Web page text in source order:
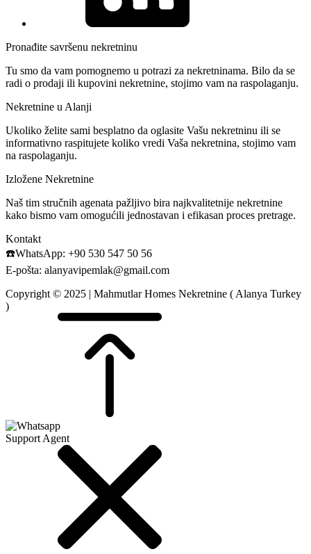
Pronađite savršenu nekretninu
Tu smo da vam pomognemo u potrazi za nekretninama. Bilo da se
radi o prodaji ili kupovini nekretnine, stojimo vam na raspolaganju.
Nekretnine u Alanji
Ukoliko želite sami besplatno da oglasite Vašu nekretninu ili se
informativno raspitujete koliko vredi Vaša nekretnina, stojimo vam
na raspolaganju.
Izložene Nekretnine
Naš tim stručnih agenata pažljivo bira najkvalitetnije nekretnine
kako bismo vam omogućili jednostavan i efikasan proces pretrage.
Kontakt
☎️WhatsApp: +90 530 547 50 56
E-pošta: alanyavipemlak@gmail.com
Copyright © 2025 | Mahmutlar Homes Nekretnine ( Alanya Turkey
)
Support Agent